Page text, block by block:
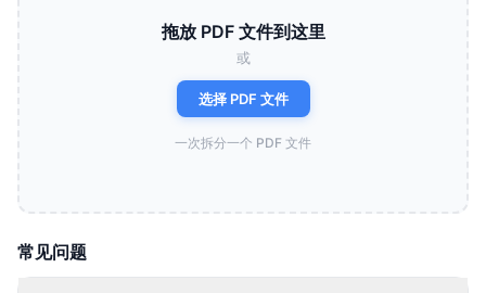
拖放 PDF 文件到这里
或
选择 PDF 文件
一次拆分一个 PDF 文件
常见问题